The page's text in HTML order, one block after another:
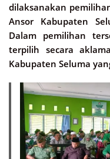
dilaksanakan
Ansor Kabupaten
Dalam pemilihan
terpilih secara
Kabupaten Seluma